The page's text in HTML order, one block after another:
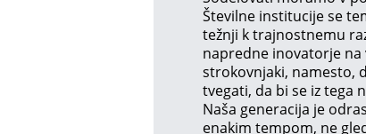
Številne institucije se
težnji k trajnostnemu
napredne inovatorje na
strokovnjaki, namesto,
tvegati, da bi se iz tega
Naša generacija je
enakim tempom, ne